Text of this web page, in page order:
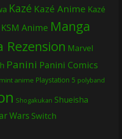
Kazé Kazé Anime Kazé
KSM Anime Manga
Rezension Marvel
Panini Panini Comics
anime Playstation 5 polyband
Shogakukan Shueisha
Wars Switch